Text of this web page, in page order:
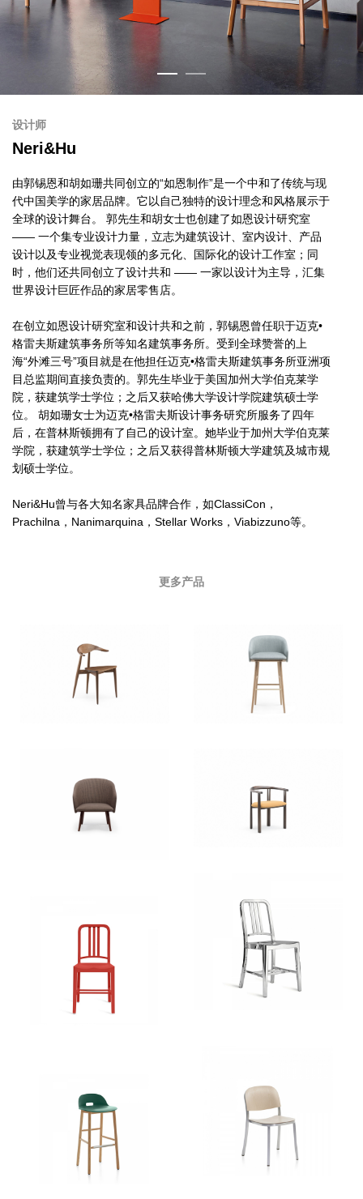
设计师
Neri&Hu
由郭锡恩和胡如珊共同创立的“如恩制作”是一个中和了传统与现
代中国美学的家居品牌。它以自己独特的设计理念和风格展示于
全球的设计舞台。 郭先生和胡女士也创建了如恩设计研究室
—— 一个集专业设计力量，立志为建筑设计、室内设计、产品
设计以及专业视觉表现领的多元化、国际化的设计工作室；同
时，他们还共同创立了设计共和 —— 一家以设计为主导，汇集
世界设计巨匠作品的家居零售店。
在创立如恩设计研究室和设计共和之前，郭锡恩曾任职于迈克•
格雷夫斯建筑事务所等知名建筑事务所。受到全球赞誉的上
海“外滩三号”项目就是在他担任迈克•格雷夫斯建筑事务所亚洲项
目总监期间直接负责的。郭先生毕业于美国加州大学伯克莱学
院，获建筑学士学位；之后又获哈佛大学设计学院建筑硕士学
位。 胡如珊女士为迈克•格雷夫斯设计事务研究所服务了四年
后，在普林斯顿拥有了自己的设计室。她毕业于加州大学伯克莱
学院，获建筑学士学位；之后又获得普林斯顿大学建筑及城市规
划硕士学位。
Neri&Hu曾与各大知名家具品牌合作，如ClassiCon，
Prachilna，Nanimarquina，Stellar Works，Viabizzuno等。
更多产品